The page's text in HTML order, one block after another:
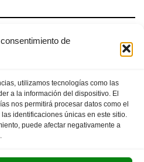
de
utilizamos tecnologías como las
a la información del dispositivo. El
nos permitirá procesar datos como el
identificaciones únicas en este sitio.
puede afectar negativamente a
alegría
PÁGINA SIGUIENTE